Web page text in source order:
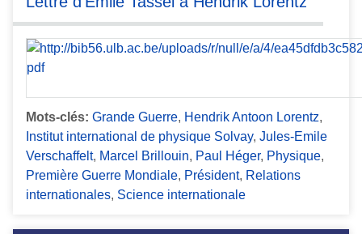
Mots-clés: Grande Guerre, Hendrik Antoon Lorentz,
Institut international de physique Solvay, Jules-Emile
Verschaffelt, Marcel Brillouin, Paul Héger, Physique,
Première Guerre Mondiale, Président, Relations
internationales, Science internationale